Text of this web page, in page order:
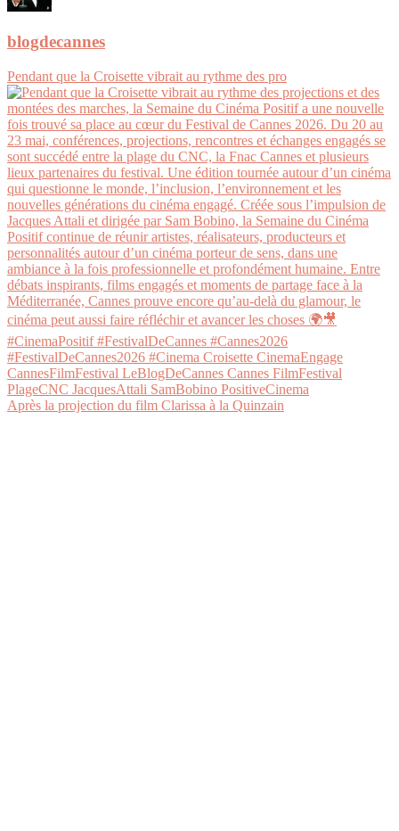
blogdecannes
Pendant que la Croisette vibrait au rythme des pro
Après la projection du film Clarissa à la Quinzain